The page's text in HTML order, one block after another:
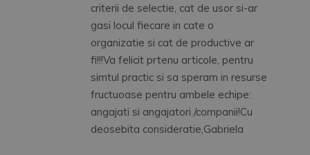
criterii de selectie, cat de usor si-ar
gasi locul fiecare in cate o
organizatie si cat de productive ar
fi!!!Va felicit prtenu articole, pentru
simtul practic si sa speram in resurse
fructuoase pentru ambele echipe:
angajati si angajatori /companii!Cu
deosebita consideratie,Gabriela